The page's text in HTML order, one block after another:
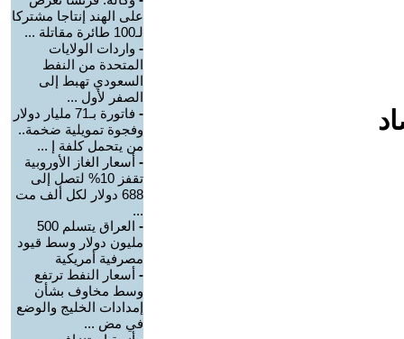
على الهند إنتاجا مشتركا
لـ100 طائرة مقاتلة ...
- واردات الولايات
المتحدة من النفط
السعودي تهبط إلى
الصفر لأول ...
-
فاتورة بـ71 مليار دولار
وفجوة تمويلية ضخمة..
من يتحمل كلفة إ ...
- أسعار الغاز الأوروبية
تقفز 10% لتصل إلى
688 دولار لكل ألف مت
...
-
العراق يتسلم 500
مليون دولار وسط قيود
مصرفية أمريكية
- أسعار النفط ترتفع
وسط مخاوف بشأن
إمدادات الخليج والوضع
في مض ...